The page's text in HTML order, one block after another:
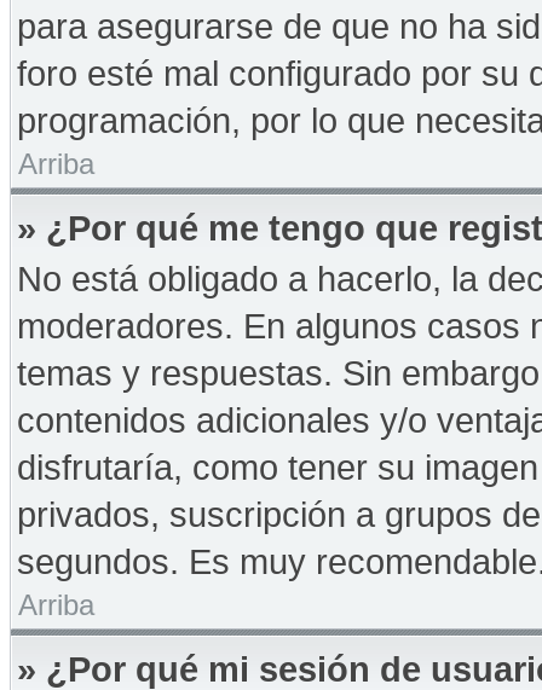
para asegurarse de que no ha
foro esté mal configurado por su
programación, por lo que
Arriba
» ¿Por qué me tengo que
No está obligado a hacerlo, la
moderadores. En algunos casos
temas y respuestas. Sin
contenidos adicionales y/o
disfrutaría, como tener su
privados, suscripción a grupos
segundos. Es muy
Arriba
» ¿Por qué mi sesión de